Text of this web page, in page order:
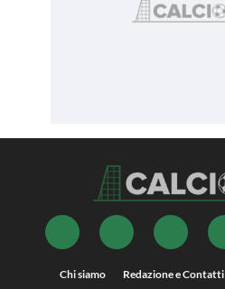
Chi siamo Redazione e Contatti